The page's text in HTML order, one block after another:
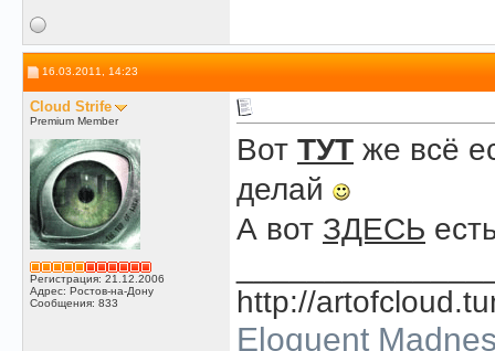
16.03.2011, 14:23
Cloud Strife
Premium Member
Регистрация: 21.12.2006
Адрес: Ростов-на-Дону
Сообщения: 833
Вот ТУТ же всё
делай
А вот ЗДЕСЬ
http://
Eloquent